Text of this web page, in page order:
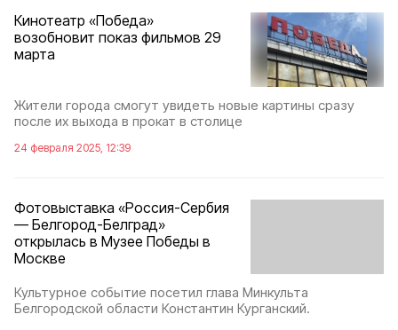
Кинотеатр «Победа»
возобновит показ фильмов 29
марта
Жители города смогут увидеть новые картины сразу
после их выхода в прокат в столице
24 февраля 2025, 12:39
Фотовыставка «Россия-Сербия
— Белгород-Белград»
открылась в Музее Победы в
Москве
Культурное событие посетил глава Минкульта
Белгородской области Константин Курганский.